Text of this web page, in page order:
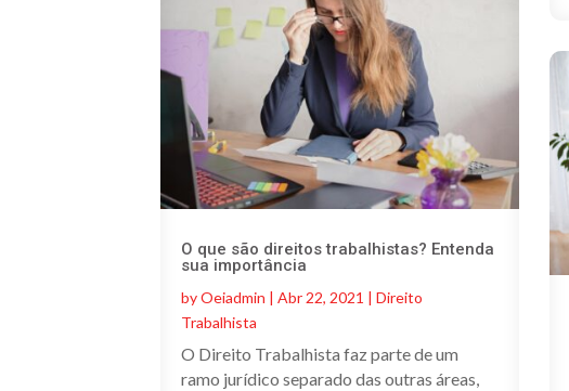
O que são direitos trabalhistas? Entenda
sua importância
byOeiadmin |Abr 22, 2021 |Direito
Trabalhista
O Direito Trabalhista faz parte de um
ramo jurídico separado das outras áreas,